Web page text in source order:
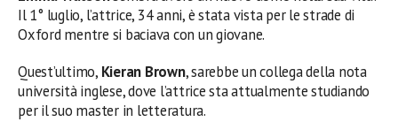
Il 1° luglio, l’attrice, 34 anni, è stata vista per le strade di
Oxford mentre si baciava con un giovane.
Quest’ultimo, Kieran Brown, sarebbe un collega della nota
università inglese, dove l’attrice sta attualmente studiando
per il suo master in letteratura.